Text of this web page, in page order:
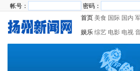
帐号： 密码：
首页 美食 国际 国内
娱乐 综艺 电影 电视